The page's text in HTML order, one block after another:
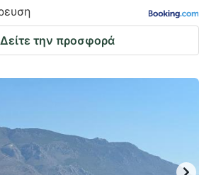
Δείτε την προσφορά